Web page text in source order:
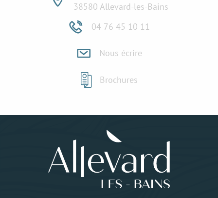
38580 Allevard-les-Bains
04 76 45 10 11
Nous écrire
Brochures